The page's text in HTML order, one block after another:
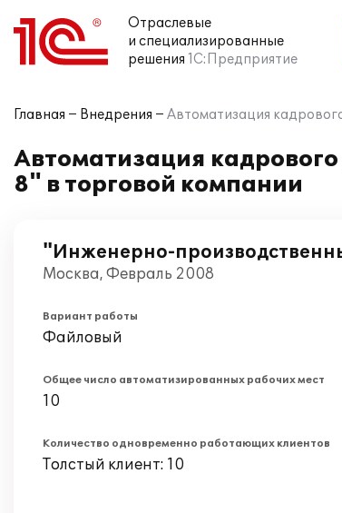
Отраслевые
и специализированные
решения 1С:Предприятие
Главная Внедрения Автоматизация
Автоматизация
8" в торговой компании
"Инженерно-
Москва, Февраль 2008
Вариант работы
Файловый
Общее число автоматизированных рабочих мест
10
Количество одновременно работающих клиентов
Толстый клиент: 10